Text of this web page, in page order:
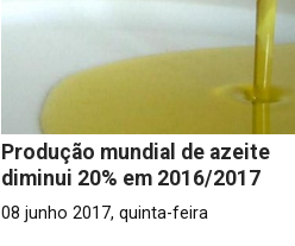
Produção mundial de azeite
diminui 20% em 2016/2017
08 junho 2017, quinta-feira